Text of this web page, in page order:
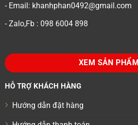
- Email: khanhphan0492@gmail.com
- Zalo,Fb : 098 6004 898
XEM SẢN PHẨM
HỖ TRỢ KHÁCH HÀNG
Hướng dẫn đặt hàng